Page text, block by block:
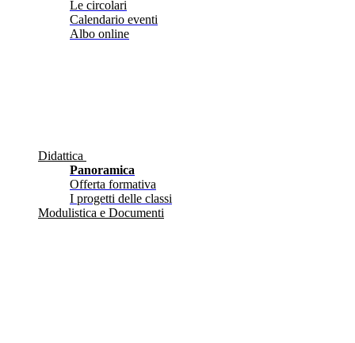
Le circolari
Calendario eventi
Albo online
Didattica
Panoramica
Offerta formativa
I progetti delle classi
Modulistica e Documenti